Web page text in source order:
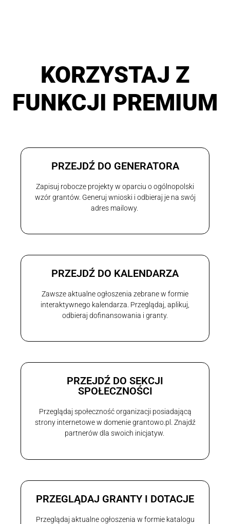
KORZYSTAJ Z
FUNKCJI PREMIUM
PRZEJDŹ DO GENERATORA
Zapisuj robocze projekty w oparciu o ogólnopolski
wzór grantów. Generuj wnioski i odbieraj je na swój
adres mailowy.
PRZEJDŹ DO KALENDARZA
Zawsze aktualne ogłoszenia zebrane w formie
interaktywnego kalendarza. Przeglądaj, aplikuj,
odbieraj dofinansowania i granty.
PRZEJDŹ DO SEKCJI
SPOŁECZNOŚCI
Przeglądaj społeczność organizacji posiadającą
strony internetowe w domenie grantowo.pl. Znajdź
partnerów dla swoich inicjatyw.
PRZEGLĄDAJ GRANTY I DOTACJE
Przeglądaj aktualne ogłoszenia w formie katalogu